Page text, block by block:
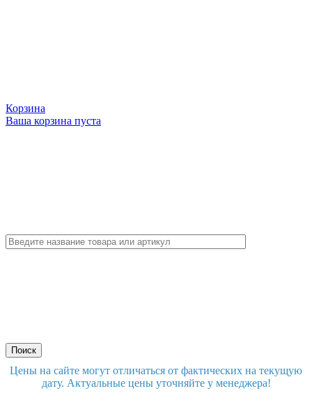
Корзина
Ваша корзина пуста
Цены на сайте могут отличаться от фактических на текущую
дату. Актуальные цены уточняйте у менеджера!